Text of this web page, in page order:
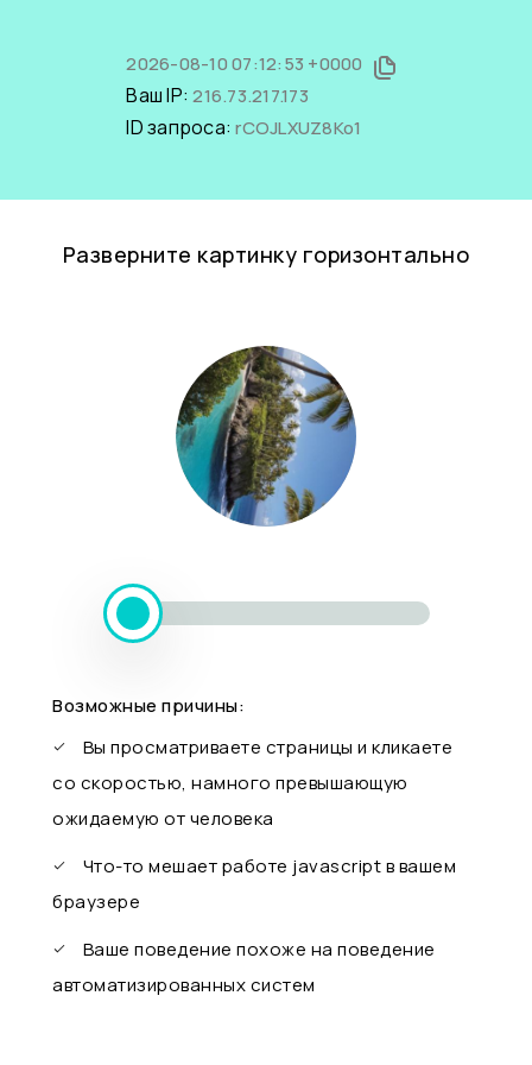
2026-08-10 07:12:53 +0000
Ваш IP:216.73.217.173
ID запроса:rCOJLXUZ8Ko1
Разверните картинку горизонтально
Возможные причины:
Вы просматриваете страницы и кликаете
со скоростью, намного превышающую
ожидаемую от человека
Что-то мешает работе javascript в вашем
браузере
Ваше поведение похоже на поведение
автоматизированных систем